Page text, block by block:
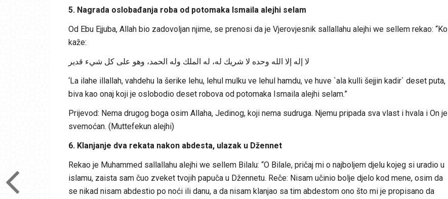
5. Nagrada oslobađanja roba od potomaka Ismaila alejhi selam
Od Ebu Ejjuba, Allah bio zadovoljan njime, se prenosi da je Vjerovjesnik sallallahu alejhi we sellem rekao: “Ko
kaže:
لا إله إلا الله وحده لا شريك له، له الملك وله الحمد، وهو على كل شيء قدير
‘La ilahe illallah, vahdehu la šerike lehu, lehul mulku ve lehul hamdu, ve huve `ala kulli šejjin kadir` deset puta,
biva kao onaj koji je oslobodio deset robova od potomaka Ismaila alejhi selam.”
Prijevod: Nema drugog boga osim Allaha, Jedinog, koji nema sudruga. Njemu pripada sva vlast i hvala i On je
svemoćan. (Muttefekun alejhi)
6. Klanjanje dva rekata nakon abdesta, ulazak u Džennet
Rekao je Muhammed sallallahu alejhi we sellem Bilalu: “O Bilale, pričaj mi o najboljem djelu kojeg si uradio u
islamu, zaista sam čuo zveket tvojih papuča u Džennetu. Reče: Nisam učinio bolje djelo kod mene, osim da
se nikad nisam abdestio po noći ili danu, a da nisam klanjao sa tim abdestom ono što mi je propisano da